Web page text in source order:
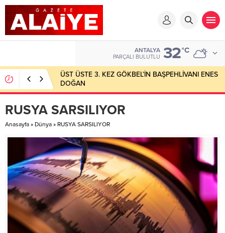
ANTALYA
PARÇALI BULUTLU 32°C
ÜST ÜSTE 3. KEZ GÖKBEL’İN BAŞPEHLİVANI ENES
DOĞAN
RUSYA SARSILIYOR
Anasayfa » Dünya » RUSYA SARSILIYOR